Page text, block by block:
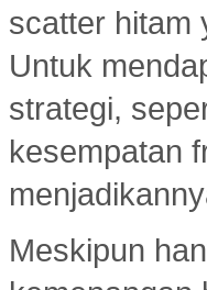
scatter hitam
Untuk
strategi,
kesempatan
Meskipun